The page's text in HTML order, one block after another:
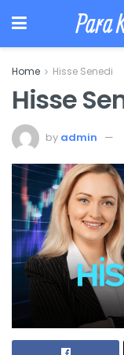
Para
Home Hisse Senedi
Hisse
by admin